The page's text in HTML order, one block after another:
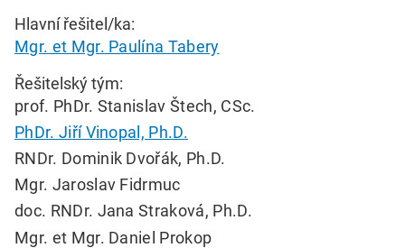
Hlavní řešitel/ka:
Mgr. et Mgr. Paulína Tabery
Řešitelský tým:
prof. PhDr. Stanislav Štech, CSc.
PhDr. Jiří Vinopal, Ph.D.
RNDr. Dominik Dvořák, Ph.D.
Mgr. Jaroslav Fidrmuc
doc. RNDr. Jana Straková, Ph.D.
Mgr. et Mgr. Daniel Prokop